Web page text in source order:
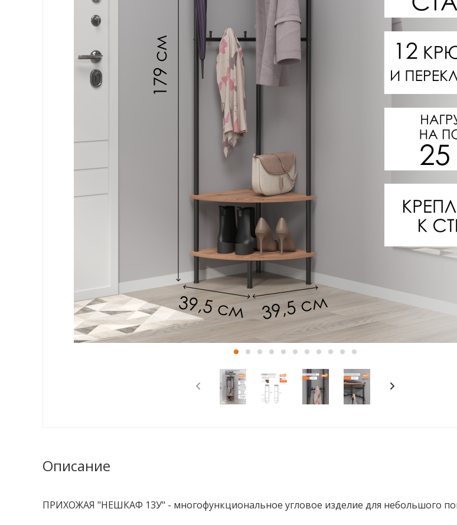
Описание
ПРИХОЖАЯ "НЕШКАФ 13У" - многофункциональное угловое изделие для небольшого